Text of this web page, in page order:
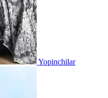
Yopinchilar